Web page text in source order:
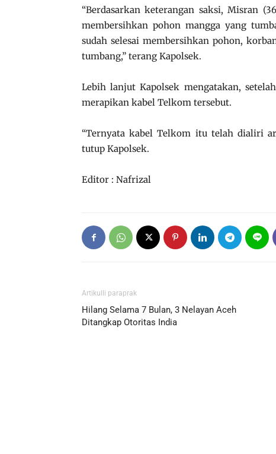
“Berdasarkan keterangan saksi, Misran
membersihkan pohon mangga yang
sudah selesai membersihkan pohon,
tumbang,” terang Kapolsek.
Lebih lanjut Kapolsek mengatakan,
merapikan kabel Telkom tersebut.
“Ternyata kabel Telkom itu telah dialiri
tutup Kapolsek.
Editor : Nafrizal
Artikulli paraprak
Hilang Selama 7 Bulan, 3 Nelayan Aceh
Ditangkap Otoritas India